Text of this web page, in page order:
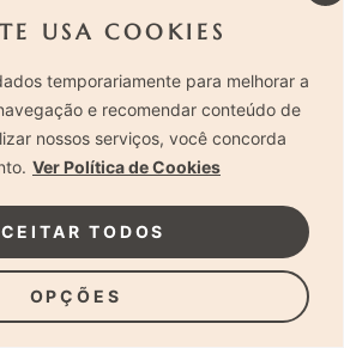
USA COOKIES
temporariamente para melhorar a
e recomendar conteúdo de
nossos serviços, você concorda
Ver Política de Cookies
OPÇÕES
TODOS
e a identidade da criança
e sua pequena
como otimizar o fluxo de trabalho
qual o melhor guia de poses para